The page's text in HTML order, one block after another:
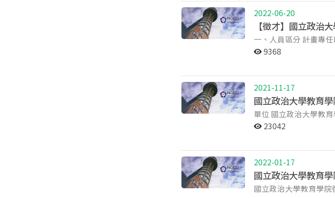
北市文山區指南路二
達(郵戳為憑)，逾期恕無法受理。 ↓更多資訊敬請參考國立
https://reurl.cc/
架構下，協助期中與各項報告彙整。 3. 協助課程相關事宜、助教工
掃描、課程大綱、點名、帶領課堂
通、文案撰寫、帳務
辦研討會。研究調查與執行相關的經費、設
向，因此需要耐磨與開放的心
畢業 社會科學、管理科學、人文學相關系所畢業 中上英文能力，具檢定證明尤佳，非必要條件 工作認真負
責，具備良好溝通能力 積極與細心任事，願意從經驗中學習 【薪資待遇和福利條件】 依國科會相關規定辦
理。 專任助理A ：41,607 (依碩士第四年41,607起聘) 專任助理B ：42,592 (依碩士第五年42,592起聘) 聘期
112年1月至12月，計
至
面試，截止日至2022/12/25。 2.聯絡人：政治大學 謝小姐，(02)
130436@nccu.edu.tw
2022-06-20
【徵才】國立政治
一、人員區分 計畫專任助理 三、聘用期間 111年8月1日至112年7月31日 二、用人單位 教育學院 四、名 額
正取1名，並得增列候補至多2名 五、資格條件 學歷：大學校院畢業具學士/碩
育創新實驗室計畫有關
機制，輔導申請人申請實驗教育，以及
研究報告、教育雙周報等事項。 辦理本計畫經費收支及相關行政庶務等事
人臨時交辦事項等。 七、工作時間 依本校規定上班時間 八、薪 資 月薪36,050元。 九、工作地點 本校教育
格條件相關之經歷與
其他有利審查之資料。 以上資料請依序彙整成電子檔後，Email至教育學院辦公室信箱：
stone928@nccu.edu.tw(主旨
111年7月5日(週二
9368
2021-11-17
國立政治大學教育
單位 國立政治大學教育學院 專長 諮商、輔導等相關專長領域 名額 ※職級：專任助理教授(含)以上 ※名額：
1名 ※聘期：暫定民國111年8月1日起聘 資格 具教育部認可國內外教育相關領域博士學位 具備英語授課經
全文。 曾擔任主持人之研究計畫或參與之研究計畫目錄(如為科技部研究計畫，請註明)。 學術專長、可任
教領域及大學授課經驗。
(影本，無者免附)。 曾獲得國內外獎項、榮譽或證照(影本，如心理師執照等) 其他可強化說明個人研究能
23042
2022-01-17
國立政治大學教育
國立政治大學教育學院徵聘專任教師公告 111年1月17日 單